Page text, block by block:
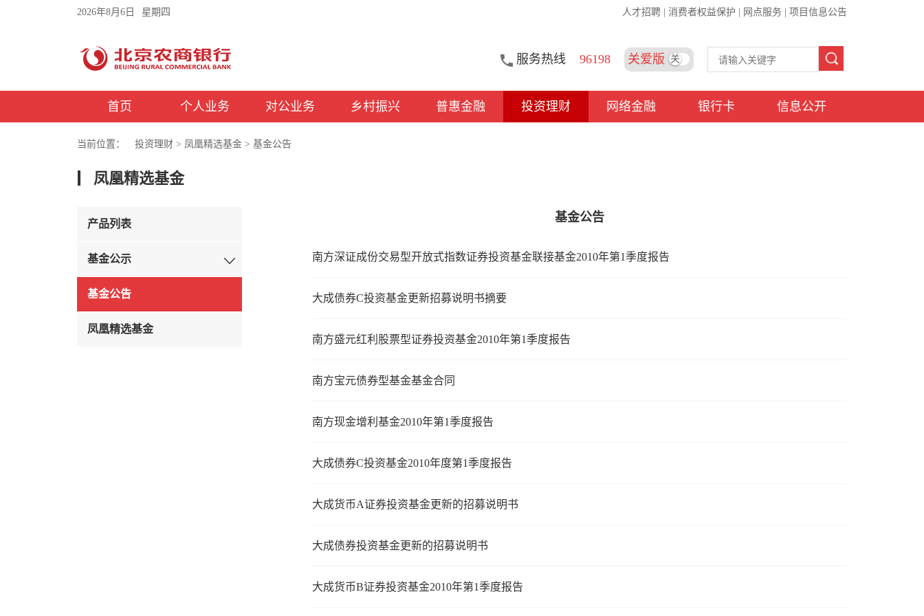
2026年8月6日 星期四 人才招聘 消费者权益保护 网点服务 项目信息公告
服务热线 96198 关爱版 关
首页 个人业务 对公业务 乡村振兴 普惠金融 投资理财 网络金融 银行卡 信息公开
当前位置： 投资理财 > 凤凰精选基金 > 基金公告
凤凰精选基金
产品列表
基金公示
基金公告
凤凰精选基金
基金公告
南方深证成份交易型开放式指数证券投资基金联接基金2010年第1季度报告
大成债券C投资基金更新招募说明书摘要
南方盛元红利股票型证券投资基金2010年第1季度报告
南方宝元债券型基金基金合同
南方现金增利基金2010年第1季度报告
大成债券C投资基金2010年度第1季度报告
大成货币A证券投资基金更新的招募说明书
大成债券投资基金更新的招募说明书
大成货币B证券投资基金2010年第1季度报告